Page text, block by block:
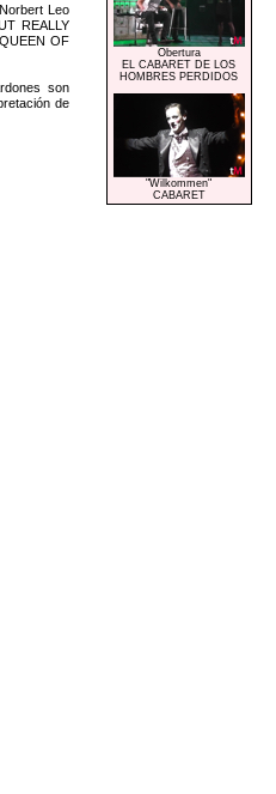
Leo
REALLY
OF
son
de
Obertura
EL CABARET DE LOS
HOMBRES PERDIDOS
"Wilkommen"
CABARET